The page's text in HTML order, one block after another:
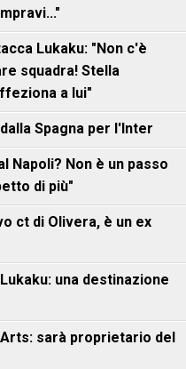
Lukaku: "Non c'è
squadra! Stella
a lui"
Spagna per l'Inter
Napoli? Non è un passo
di più"
ct di Olivera, è un ex
una destinazione
sarà proprietario del